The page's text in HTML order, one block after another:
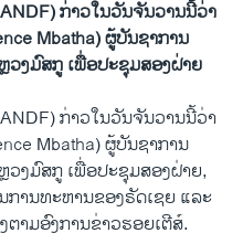
ກ່າວໃນວັນຈັນວານນີ້ວ່າ
Mbatha) ຜູ້ບັນຊາການ
ງມົສກູ ເພື່ອປະຊຸມສອງຝ່າຍ
ກ່າວໃນວັນຈັນວານນີ້ວ່າ
Mbatha) ຜູ້ບັນຊາການ
ງມົສກູ ເພື່ອປະຊຸມສອງຝ່າຍ,
ການທະຫານຂອງຣັດເຊຍ ແລະ
າມອົງການຂ່າວຮອຍເຕີສ໌.